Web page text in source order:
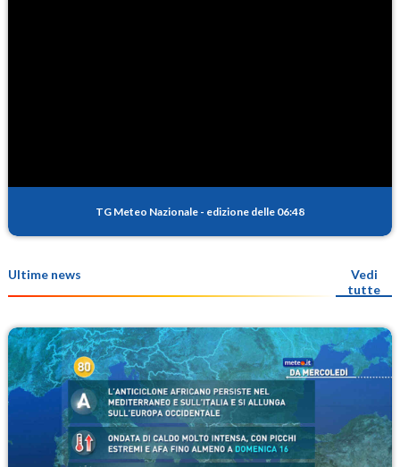
TG Meteo Nazionale - edizione delle 06:48
Ultime news
Vedi
tutte